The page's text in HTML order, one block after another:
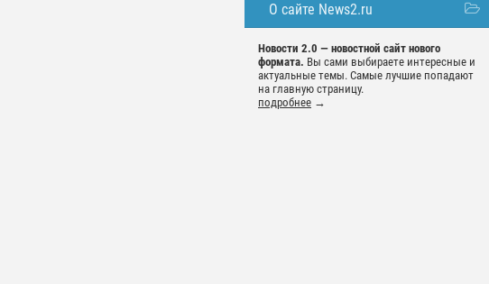
О сайте News2.ru
Новости 2.0 — новостной сайт нового
формата. Вы сами выбираете интересные и
актуальные темы. Самые лучшие попадают
на главную страницу.
подробнее →